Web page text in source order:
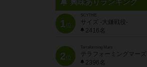
興味ありランキング
1位
SCYTHE
サイズ -大鎌戦役-
2416名
2位
Terraforming Mars
テラフォーミングマーズ
2396名